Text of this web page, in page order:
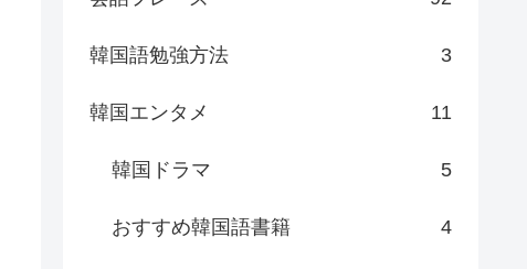
韓国語勉強方法 3
韓国エンタメ 11
韓国ドラマ 5
おすすめ韓国語書籍 4